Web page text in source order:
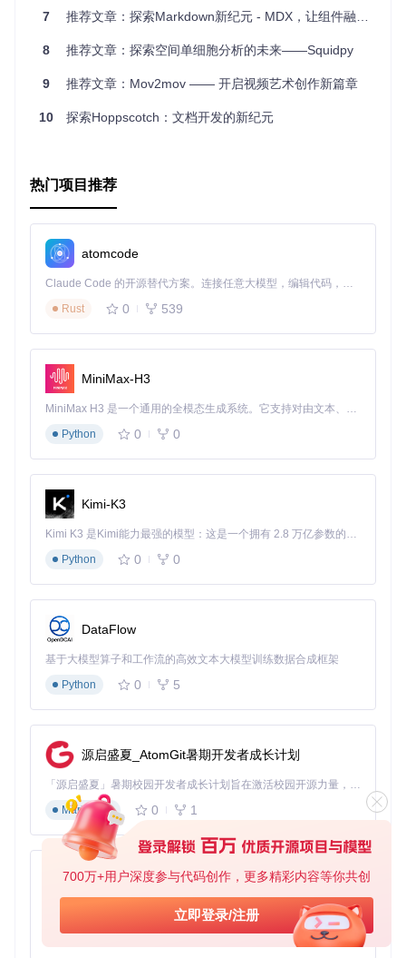
700万+用户深度参与代码创作，更多精彩内容等你共创
立即登录/注册
新精神，且享有活跃社区的支持。
是技术上的一个跃进，更是分布式应用迈向更加健壮、可扩展
一套优雅的解决方案来应对日益增长的分布式系统挑战。现
吧！
了读者复制和进一步分享。希望这篇文章能够激发您对
7 推荐文章：探索Markdown新纪元 - MDX，让组件融入你的文档世界
8 推荐文章：探索空间单细胞分析的未来——Squidpy
9 推荐文章：Mov2mov —— 开启视频艺术创作新篇章
10 探索Hoppscotch：文档开发的新纪元
热门项目推荐
atomcode
Claude Code 的开源替代方案。连接任意大模型，编辑代码，运行命令，自动验证 — 全自动执行。用 Rust 构建，极致性能。 ｜ An open-source alternative to Claude Code. Connect any LLM, edit code, run commands, and verify changes — autonomously. Built in Rust for speed. Get Started
Rust
0 539
MiniMax-H3
MiniMax H3 是一个通用的全模态生成系统。它支持对由文本、图像、视频和音频组成的多模态上下文进行统一理解，并能生成分辨率高达 2K、时长可达 15 秒的带原生立体声音频的视频。得益于面向任务泛化的系统设计，H3 在预训练阶段就已具备广泛的多模态上下文理解与生成能力，能够出色地执行复杂的多模态指令。
Python
0 0
Kimi-K3
Kimi K3 是Kimi能力最强的模型：这是一个拥有 2.8 万亿参数的混合专家（MoE）模型，具备原生视觉理解能力，并支持 100 万 token 的上下文窗口。
Python
0 0
DataFlow
基于大模型算子和工作流的高效文本大模型训练数据合成框架
Python
0 5
源启盛夏_AtomGit暑期开发者成长计划
「源启盛夏」暑期校园开发者成长计划旨在激活校园开源力量，通过积分激励、认证扶持、资源倾斜等形式，引导高校组织和开发者完成「入驻 — 建项目 — 做贡献 — 获认证 — 得资源」的完整闭环。无论你是想带领社团入驻平台的组织者，还是希望用代码贡献证明自己的开发者，都能在这里找到属于你的成长路径。
Markdown
0 1
py-xiaozhi
基于Python的Xiaozhi AI，适用于想要完整Xiaozhi体验而无需拥有专用硬件的用户。
Python
0 1